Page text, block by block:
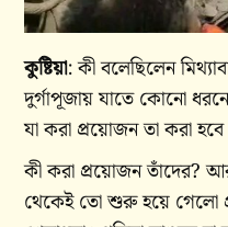
কুষ্টিয়া: কী বলেছিলেন
দুর্গাপূজায় যাতে কোনো
যা করা প্রয়োজন তা করা
কী করা প্রয়োজন তাঁদের?
থেকেই তো শুরু হয়ে গেলো